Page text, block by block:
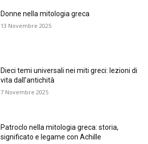
Donne nella mitologia greca
13 Novembre 2025
Dieci temi universali nei miti greci: lezioni di
vita dall’antichità
7 Novembre 2025
Patroclo nella mitologia greca: storia,
significato e legame con Achille